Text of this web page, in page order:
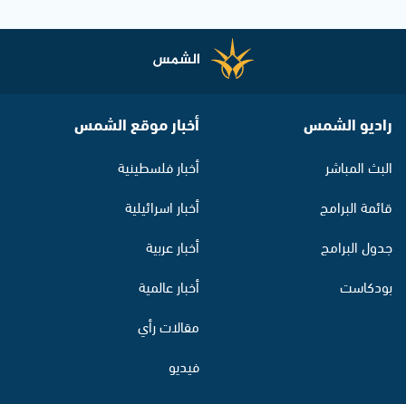
راديو الشمس
البث المباشر
قائمة البرامج
جدول البرامج
بودكاست
أخبار موقع الشمس
أخبار فلسطينية
أخبار اسرائيلية
أخبار عربية
أخبار عالمية
مقالات رأي
فيديو